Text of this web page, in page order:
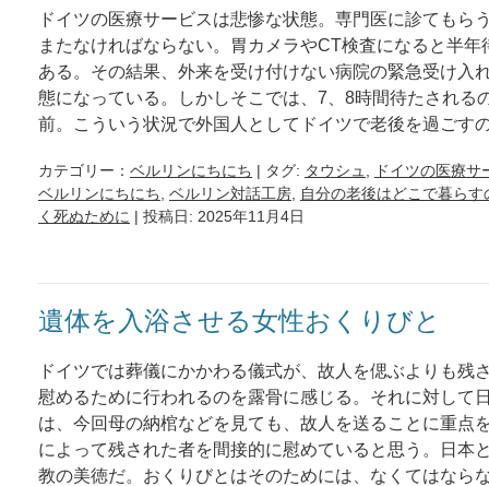
ドイツの医療サービスは悲惨な状態。専門医に診てもら
またなければならない。胃カメラやCT検査になると半年
ある。その結果、外来を受け付けない病院の緊急受け入
態になっている。しかしそこでは、7、8時間待たされる
前。こういう状況で外国人としてドイツで老後を過ごす
カテゴリー： ベルリンにちにち | タグ: タウシュ
ドイツの医療サ
ベルリンにちにち ベルリン対話工房
自分の老後はどこで暮らす
く死ぬために | 投稿日: 2025年11月4日
遺体を入浴させる女性おくりびと
ドイツでは葬儀にかかわる儀式が、故人を偲ぶよりも残
慰めるために行われるのを露骨に感じる。それに対して
は、今回母の納棺などを見ても、故人を送ることに重点
によって残された者を間接的に慰めていると思う。日本
教の美徳だ。おくりびとはそのためには、なくてはなら